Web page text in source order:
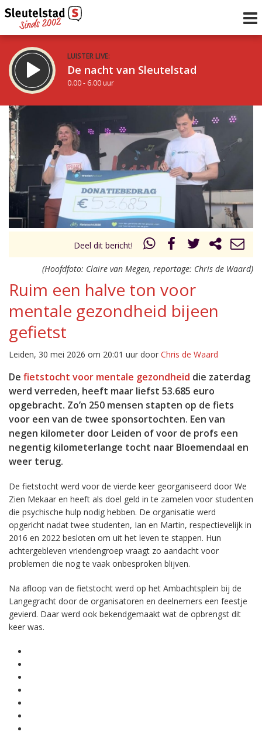
LUISTER LIVE:
De nacht van Sleutelstad
0.00 - 6.00 uur
STRAKS:
De ochtend van Sleutelstad
6.00 - 12.00 uur
Vorig uur
uur 1 van 0 Volgend uur
Inklappen
Deel dit bericht!
(Hoofdfoto: Claire van Megen, reportage: Chris de Waard)
Ruim een halve ton voor
mentale gezondheid bijeen
gefietst
Leiden, 30 mei 2026 om 20:01 uur door Chris de Waard
De fietstocht voor mentale gezondheid die zaterdag
werd verreden, heeft maar liefst 53.685 euro
opgebracht. Zo’n 250 mensen stapten op de fiets
voor een van de twee sponsortochten. Een van
negen kilometer door Leiden of voor de profs een
negentig kilometerlange tocht naar Bloemendaal en
weer terug.
De fietstocht werd voor de vierde keer georganiseerd door We
Zien Mekaar en heeft als doel geld in te zamelen voor studenten
die psychische hulp nodig hebben. De organisatie werd
opgericht nadat twee studenten, Ian en Martin, respectievelijk in
2016 en 2022 besloten om uit het leven te stappen. Hun
achtergebleven vriendengroep vraagt zo aandacht voor
problemen die nog te vaak onbesproken blijven.
Na afloop van de fietstocht werd op het Ambachtsplein bij de
Langegracht door de organisatoren en deelnemers een feestje
gevierd. Daar werd ook bekendgemaakt wat de opbrengst dit
keer was.